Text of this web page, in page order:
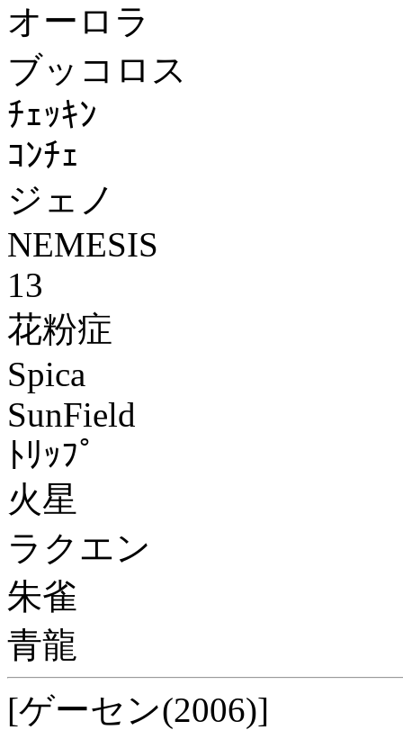
オーロラ
ブッコロス
ﾁｪｯｷﾝ
ｺﾝﾁｪ
ジェノ
NEMESIS
13
花粉症
Spica
SunField
ﾄﾘｯﾌﾟ
火星
ラクエン
朱雀
青龍
[ゲーセン(2006)]